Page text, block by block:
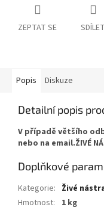
ZEPTAT SE SDÍLET
Popis Diskuze
Detailní popis
V případě většího
nebo na email.ŽIVÉ
Doplňkové
Kategorie: Živé
Hmotnost: 1 kg